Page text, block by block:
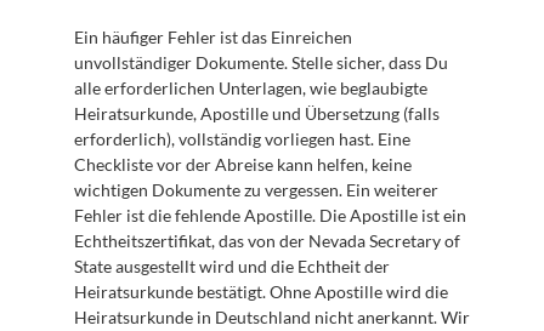
Ein häufiger Fehler ist das Einreichen
unvollständiger Dokumente. Stelle sicher, dass Du
alle erforderlichen Unterlagen, wie beglaubigte
Heiratsurkunde, Apostille und Übersetzung (falls
erforderlich), vollständig vorliegen hast. Eine
Checkliste vor der Abreise kann helfen, keine
wichtigen Dokumente zu vergessen. Ein weiterer
Fehler ist die fehlende Apostille. Die Apostille ist ein
Echtheitszertifikat, das von der Nevada Secretary of
State ausgestellt wird und die Echtheit der
Heiratsurkunde bestätigt. Ohne Apostille wird die
Heiratsurkunde in Deutschland nicht anerkannt. Wir